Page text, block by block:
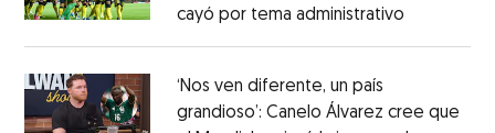
cayó por tema administrativo
‘Nos ven diferente, un país
grandioso’: Canelo Álvarez cree que